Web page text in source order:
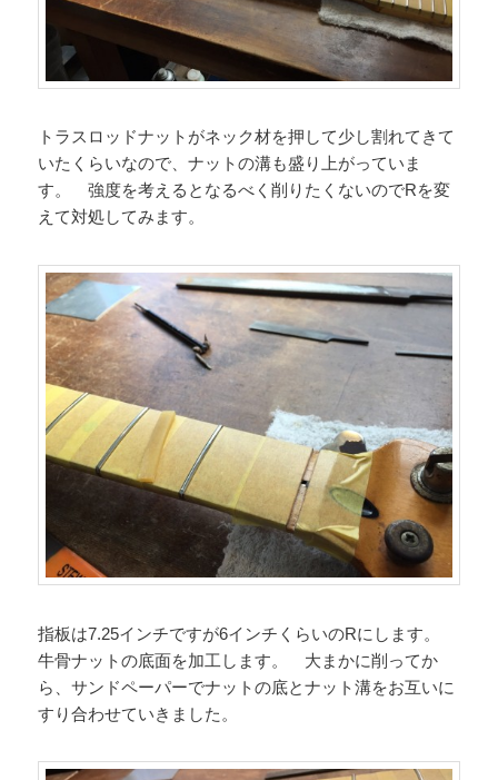
トラスロッドナットがネック材を押して少し割れてきて
いたくらいなので、ナットの溝も盛り上がっていま
す。 強度を考えるとなるべく削りたくないのでRを変
えて対処してみます。
指板は7.25インチですが6インチくらいのRにします。
牛骨ナットの底面を加工します。 大まかに削ってか
ら、サンドペーパーでナットの底とナット溝をお互いに
すり合わせていきました。